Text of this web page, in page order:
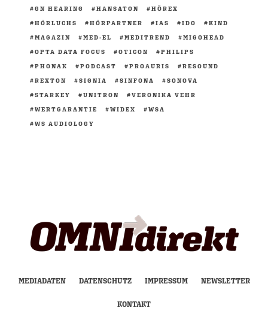
GN HEARING
HANSATON
HÖREX
HÖRLUCHS
HÖRPARTNER IAS IDO
KIND
MAGAZIN
MED-EL MEDITREND
MIGOHEAD
OPTA DATA FOCUS
OTICON
PHILIPS
PHONAK
PODCAST PROAURIS
RESOUND
REXTON
SIGNIA SINFONA
SONOVA
STARKEY
UNITRON
VERONIKA VEHR
WERTGARANTIE
WIDEX
WSA
WS AUDIOLOGY
MEDIADATEN DATENSCHUTZ IMPRESSUM NEWSLETTER
KONTAKT